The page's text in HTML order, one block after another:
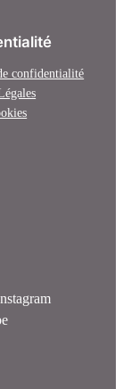
confidentialité